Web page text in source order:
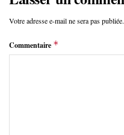
Votre adresse e-mail ne sera pas publiée.
Commentaire *